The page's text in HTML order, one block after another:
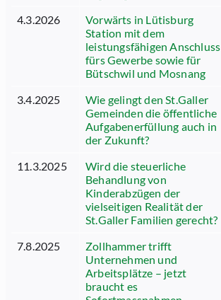
4.3.2026
Vorwärts in Lütisburg
Station mit dem
leistungsfähigen Anschluss
fürs Gewerbe sowie für
Bütschwil und Mosnang
3.4.2025
Wie gelingt den St.Galler
Gemeinden die öffentliche
Aufgabenerfüllung auch in
der Zukunft?
11.3.2025
Wird die steuerliche
Behandlung von
Kinderabzügen der
vielseitigen Realität der
St.Galler Familien gerecht?
7.8.2025
Zollhammer trifft
Unternehmen und
Arbeitsplätze – jetzt
braucht es